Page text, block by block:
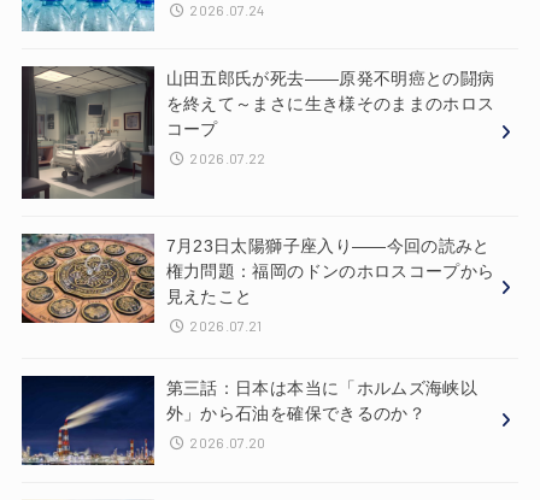
2026.07.24
山田五郎氏が死去——原発不明癌との闘病
を終えて～まさに生き様そのままのホロス
コープ
2026.07.22
7月23日太陽獅子座入り——今回の読みと
権力問題：福岡のドンのホロスコープから
見えたこと
2026.07.21
第三話：日本は本当に「ホルムズ海峡以
外」から石油を確保できるのか？
2026.07.20